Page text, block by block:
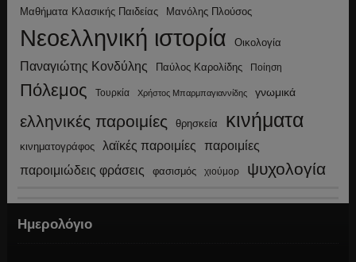
Μαθήματα Κλασικής Παιδείας Μανόλης Πλούσος
Νεοελληνική ιστορία Οικολογία
Παναγιώτης Κονδύλης Παύλος Καρολίδης Ποίηση
Πόλεμος Τουρκία Χρήστος Μπαρμπαγιαννίδης γνωμικά
ελληνικές παροιμίες θρησκεία κινήματα
κινηματογράφος λαϊκές παροιμίες παροιμίες
παροιμιώδεις φράσεις φασισμός χιούμορ ψυχολογία
Ημερολόγιο